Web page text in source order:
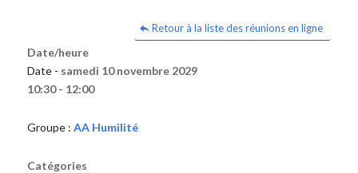
Retour à la liste des réunions en ligne
Date/heure
Date - samedi 10 novembre 2029
10:30 - 12:00
Groupe : AA Humilité
Catégories